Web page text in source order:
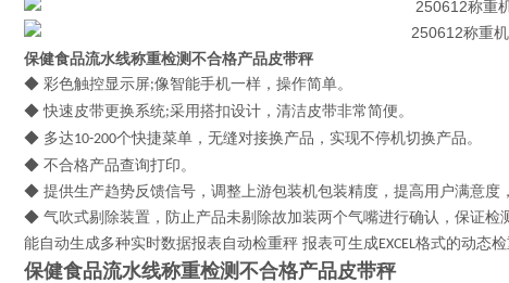
保健食品流水线称重检测不合格产品皮带秤
◆ 彩色触控显示屏;像智能手机一样，操作简单。
◆ 快速皮带更换系统;采用搭扣设计，清洁皮带非常简便。
◆ 多达10-200个快捷菜单，无缝对接换产品，实现不停机切换产品。
◆ 不合格产品查询打印。
◆ 提供生产趋势反馈信号，调整上游包装机包装精度，提高用户满意度
◆ 气吹式剔除装置，防止产品未剔除故加装两个气嘴进行确认，保证检
能自动生成多种实时数据报表自动检重秤 报表可生成EXCEL格式的动态
保健食品流水线称重检测不合格产品皮带秤